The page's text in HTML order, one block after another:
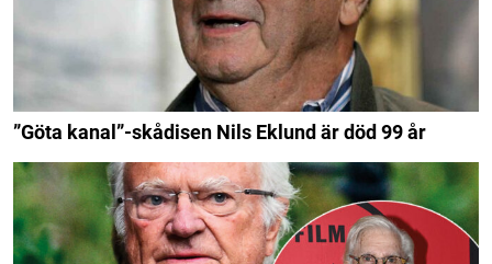
”Göta kanal”-skådisen Nils Eklund är död 99 år